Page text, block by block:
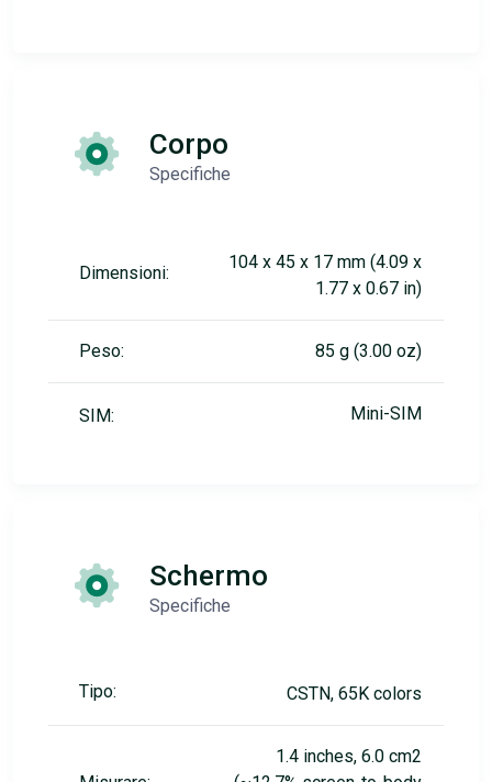
Corpo
Specifiche
Dimensioni:
104 x 45 x 17 mm (4.09 x
1.77 x 0.67 in)
Peso: 85 g (3.00 oz)
SIM: Mini-SIM
Schermo
Specifiche
Tipo: CSTN, 65K colors
1.4 inches, 6.0 cm2